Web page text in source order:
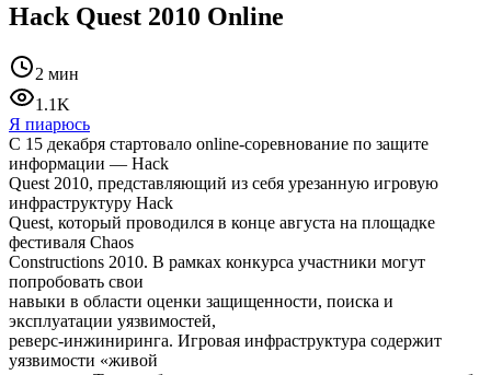
Hack Quest 2010 Online
2 мин
1.1K
Я пиарюсь
С 15 декабря стартовало online-соревнование по защите
информации — Hack
Quest 2010, представляющий из себя урезанную игровую
инфраструктуру Hack
Quest, который проводился в конце августа на площадке
фестиваля Chaos
Constructions 2010. В рамках конкурса участники могут
попробовать свои
навыки в области оценки защищенности, поиска и
эксплуатации уязвимостей,
реверс-инжиниринга. Игровая инфраструктура содержит
уязвимости «живой